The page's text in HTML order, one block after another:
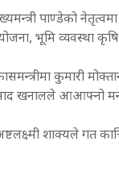
पाण्डेको
भूमि व्यवस्था कृषि
कुमारी
खनालले आआफ्नो
शाक्यले गत